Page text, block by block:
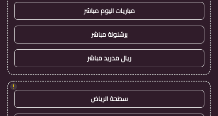
مباريات اليوم مباشر
برشلونة مباشر
ريال مدريد مباشر
!
سطحة الرياض